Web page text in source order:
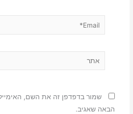
Email*
שמור בדפדפן זה את השם,
הבאה שאגיב.